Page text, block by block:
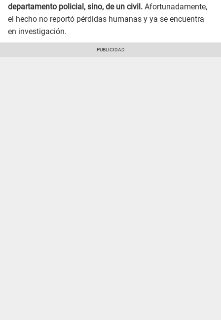
departamento policial, sino, de un civil. Afortunadamente,
el hecho no reportó pérdidas humanas y ya se encuentra
en investigación.